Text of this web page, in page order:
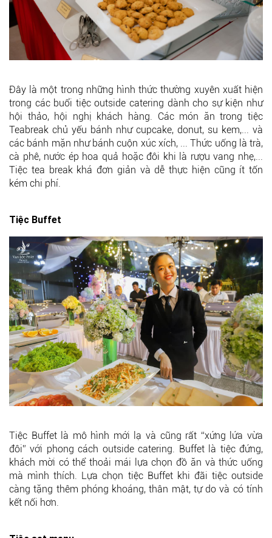
Đây là một trong những hình thức thường xuyên xuất hiện
trong các buổi tiệc outside catering dành cho sự kiện như
hội thảo, hội nghị khách hàng. Các món ăn trong tiệc
Teabreak chủ yếu bánh như cupcake, donut, su kem,... và
các bánh mặn như bánh cuộn xúc xích, ... Thức uống là trà,
cà phê, nước ép hoa quả hoặc đôi khi là rượu vang nhẹ,...
Tiệc tea break khá đơn giản và dễ thực hiện cũng ít tốn
kém chi phí.
Tiệc Buffet
Tiệc Buffet là mô hình mới lạ và cũng rất “xứng lứa vừa
đôi” với phong cách outside catering. Buffet là tiệc đứng,
khách mời có thể thoải mái lựa chọn đồ ăn và thức uống
mà mình thích. Lựa chọn tiệc Buffet khi đãi tiệc outside
càng tặng thêm phóng khoáng, thân mật, tự do và có tính
kết nối hơn.